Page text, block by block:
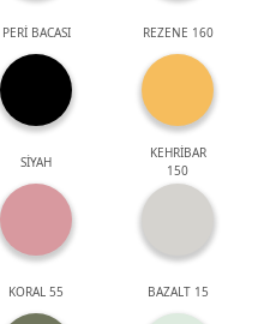
PERİ BACASI REZENE 160
SİYAH
KEHRİBAR
150
KORAL 55 BAZALT 15